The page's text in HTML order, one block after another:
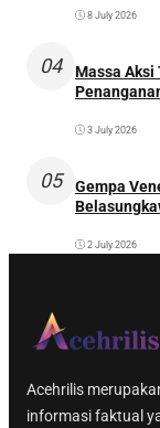
8 July 2026
04
Massa Aksi
3 July 2026
05
Gempa
2 July 2026
Acehrilis
informasi faktual